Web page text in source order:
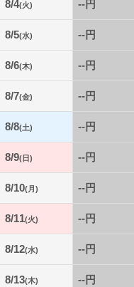
8/4(火) --円
8/5(水) --円
8/6(木) --円
8/7(金) --円
8/8(土) --円
8/9(日) --円
8/10(月) --円
8/11(火) --円
8/12(水) --円
8/13(木) --円